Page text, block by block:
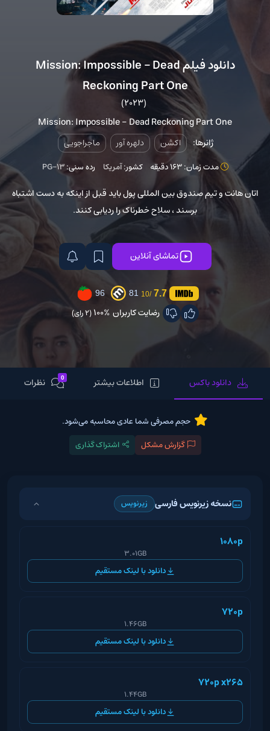
دانلود فیلم Mission: Impossible – Dead
Reckoning Part One
(2023)
Mission: Impossible - Dead Reckoning Part One
ژانرها: اکشن دلهره آور ماجراجویی
مدت زمان: 163 دقیقه کشور:آمریکا رده سنی:PG-13
اتان هانت و تیم صندوق بین المللی پول باید قبل از اینکه به دست اشتباه
برسند ، سلاح خطرناک را ردیابی کنند.
تماشای آنلاین
7.7
/10
81
96
رضایت کاربران 100% (2 رای)
دانلود باکس اطلاعات بیشتر 0 نظرات
حجم مصرفی شما عادی محاسبه می‌شود.
گزارش مشکل
اشتراک گذاری
نسخه زیرنویس فارسی زیرنویس
1080p
3.01GB
دانلود با لینک مستقیم
720p
1.46GB
دانلود با لینک مستقیم
720p x265
1.44GB
دانلود با لینک مستقیم